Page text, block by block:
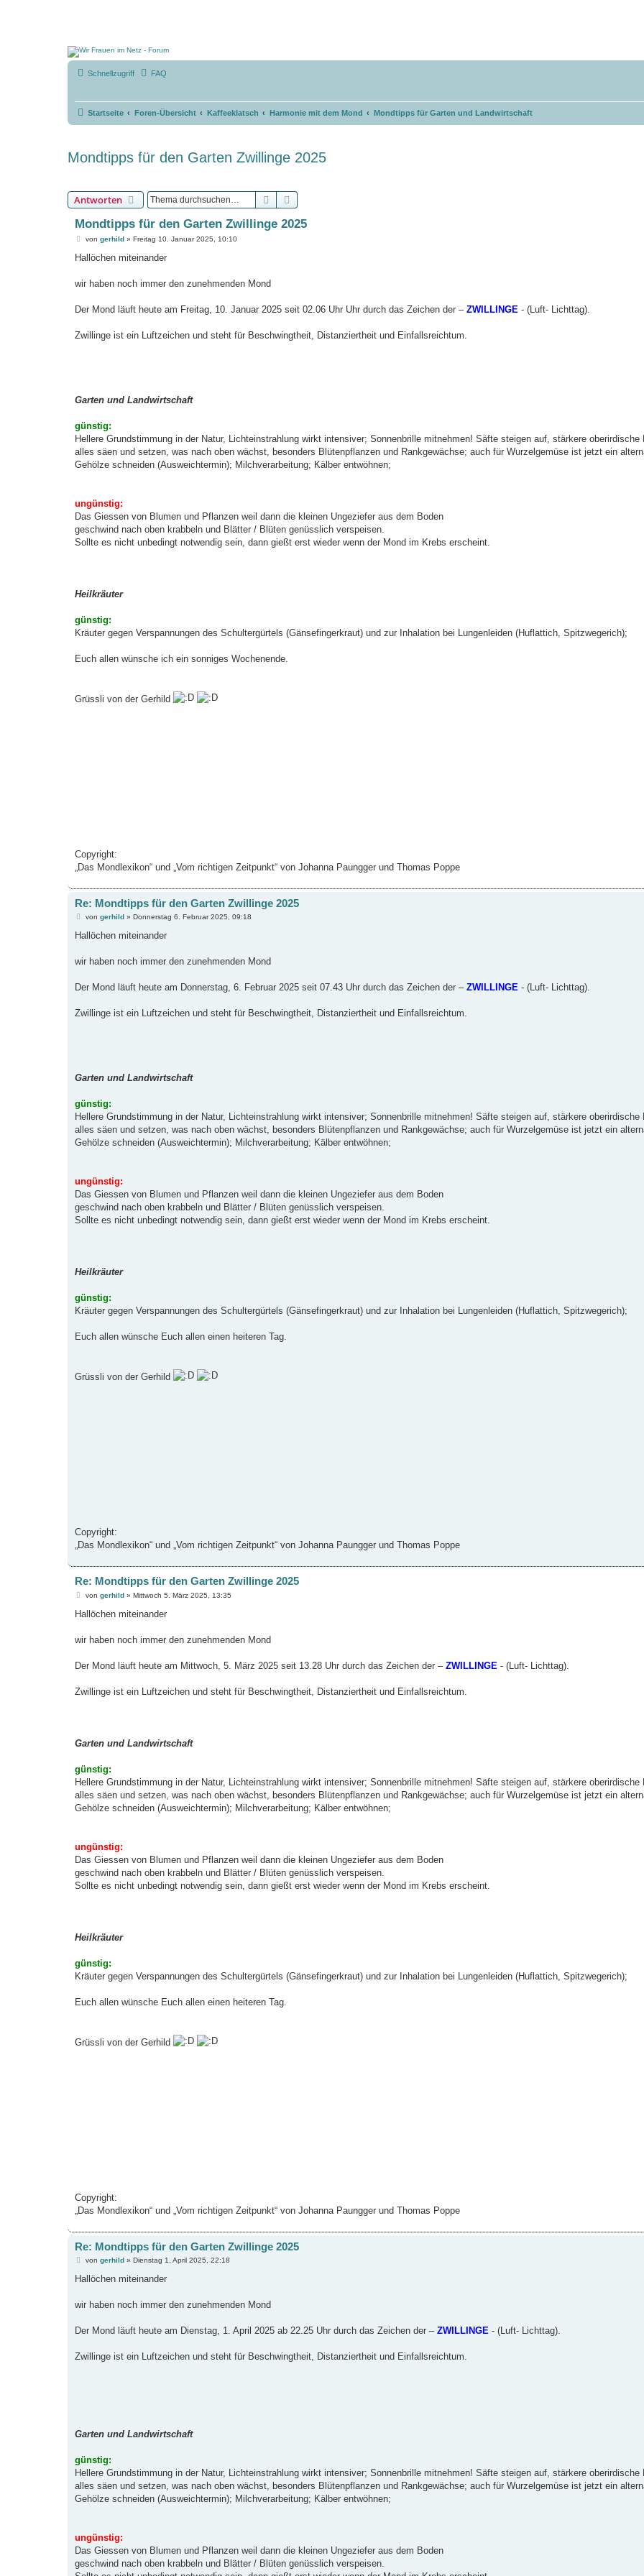
Schnellzugriff FAQ
Startseite Foren-Übersicht Kaffeeklatsch Harmonie mit dem Mond Mondtipps für Garten und Landwirtschaft
Mondtipps für den Garten Zwillinge 2025
Antworten Suche
Mondtipps für den Garten Zwillinge 2025
B
i
a
vongerhild »Freitag 10. Januar 2025, 10:10
Hallöchen miteinander
wir haben noch immer den zunehmenden Mond
Der Mond läuft heute am Freitag, 10. Januar 2025 seit 02.06 Uhr Uhr durch das Zeichen der – ZWILLINGE - (Luft- Lichttag).
Zwillinge ist ein Luftzeichen und steht für Beschwingtheit, Distanziertheit und Einfallsreichtum.
Garten und Landwirtschaft
günstig:
Hellere Grundstimmung in der Natur, Lichteinstrahlung wirkt intensiver; Sonnenbrille mitnehmen! Säfte steigen auf, stärkere oberirdische
alles säen und setzen, was nach oben wächst, besonders Blütenpflanzen und Rankgewächse; auch für Wurzelgemüse ist jetzt ein
Gehölze schneiden (Ausweichtermin); Milchverarbeitung; Kälber entwöhnen;
ungünstig:
Das Giessen von Blumen und Pflanzen weil dann die kleinen Ungeziefer aus dem Boden
geschwind nach oben krabbeln und Blätter / Blüten genüsslich verspeisen.
Sollte es nicht unbedingt notwendig sein, dann gießt erst wieder wenn der Mond im Krebs erscheint.
Heilkräuter
günstig:
Kräuter gegen Verspannungen des Schultergürtels (Gänsefingerkraut) und zur Inhalation bei Lungenleiden (Huflattich, Spitzwegerich);
Euch allen wünsche ich ein sonniges Wochenende.
Grüssli von der Gerhild
Copyright:
„Das Mondlexikon“ und „Vom richtigen Zeitpunkt“ von Johanna Paungger und Thomas Poppe
Re: Mondtipps für den Garten Zwillinge 2025
B
i
a
vongerhild »Donnerstag 6. Februar 2025, 09:18
Hallöchen miteinander
wir haben noch immer den zunehmenden Mond
Der Mond läuft heute am Donnerstag, 6. Februar 2025 seit 07.43 Uhr durch das Zeichen der – ZWILLINGE- (Luft- Lichttag).
Zwillinge ist ein Luftzeichen und steht für Beschwingtheit, Distanziertheit und Einfallsreichtum.
Garten und Landwirtschaft
günstig:
Hellere Grundstimmung in der Natur, Lichteinstrahlung wirkt intensiver; Sonnenbrille mitnehmen! Säfte steigen auf, stärkere oberirdische
alles säen und setzen, was nach oben wächst, besonders Blütenpflanzen und Rankgewächse; auch für Wurzelgemüse ist jetzt ein
Gehölze schneiden (Ausweichtermin); Milchverarbeitung; Kälber entwöhnen;
ungünstig:
Das Giessen von Blumen und Pflanzen weil dann die kleinen Ungeziefer aus dem Boden
geschwind nach oben krabbeln und Blätter / Blüten genüsslich verspeisen.
Sollte es nicht unbedingt notwendig sein, dann gießt erst wieder wenn der Mond im Krebs erscheint.
Heilkräuter
günstig:
Kräuter gegen Verspannungen des Schultergürtels (Gänsefingerkraut) und zur Inhalation bei Lungenleiden (Huflattich, Spitzwegerich);
Euch allen wünsche Euch allen einen heiteren Tag.
Grüssli von der Gerhild
Copyright:
„Das Mondlexikon“ und „Vom richtigen Zeitpunkt“ von Johanna Paungger und Thomas Poppe
Re: Mondtipps für den Garten Zwillinge 2025
B
i
a
vongerhild »Mittwoch 5. März 2025, 13:35
Hallöchen miteinander
wir haben noch immer den zunehmenden Mond
Der Mond läuft heute am Mittwoch, 5. März 2025 seit 13.28 Uhr durch das Zeichen der – ZWILLINGE - (Luft- Lichttag).
Zwillinge ist ein Luftzeichen und steht für Beschwingtheit, Distanziertheit und Einfallsreichtum.
Garten und Landwirtschaft
günstig:
Hellere Grundstimmung in der Natur, Lichteinstrahlung wirkt intensiver; Sonnenbrille mitnehmen! Säfte steigen auf, stärkere oberirdische
alles säen und setzen, was nach oben wächst, besonders Blütenpflanzen und Rankgewächse; auch für Wurzelgemüse ist jetzt ein
Gehölze schneiden (Ausweichtermin); Milchverarbeitung; Kälber entwöhnen;
ungünstig:
Das Giessen von Blumen und Pflanzen weil dann die kleinen Ungeziefer aus dem Boden
geschwind nach oben krabbeln und Blätter / Blüten genüsslich verspeisen.
Sollte es nicht unbedingt notwendig sein, dann gießt erst wieder wenn der Mond im Krebs erscheint.
Heilkräuter
günstig:
Kräuter gegen Verspannungen des Schultergürtels (Gänsefingerkraut) und zur Inhalation bei Lungenleiden (Huflattich, Spitzwegerich);
Euch allen wünsche Euch allen einen heiteren Tag.
Grüssli von der Gerhild
Copyright:
„Das Mondlexikon“ und „Vom richtigen Zeitpunkt“ von Johanna Paungger und Thomas Poppe
Re: Mondtipps für den Garten Zwillinge 2025
B
i
a
vongerhild »Dienstag 1. April 2025, 22:18
Hallöchen miteinander
wir haben noch immer den zunehmenden Mond
Der Mond läuft heute am Dienstag, 1. April 2025 ab 22.25 Uhr durch das Zeichen der – ZWILLINGE- (Luft- Lichttag).
Zwillinge ist ein Luftzeichen und steht für Beschwingtheit, Distanziertheit und Einfallsreichtum.
Garten und Landwirtschaft
günstig:
Hellere Grundstimmung in der Natur, Lichteinstrahlung wirkt intensiver; Sonnenbrille mitnehmen! Säfte steigen auf, stärkere oberirdische
alles säen und setzen, was nach oben wächst, besonders Blütenpflanzen und Rankgewächse; auch für Wurzelgemüse ist jetzt ein
Gehölze schneiden (Ausweichtermin); Milchverarbeitung; Kälber entwöhnen;
ungünstig:
Das Giessen von Blumen und Pflanzen weil dann die kleinen Ungeziefer aus dem Boden
geschwind nach oben krabbeln und Blätter / Blüten genüsslich verspeisen.